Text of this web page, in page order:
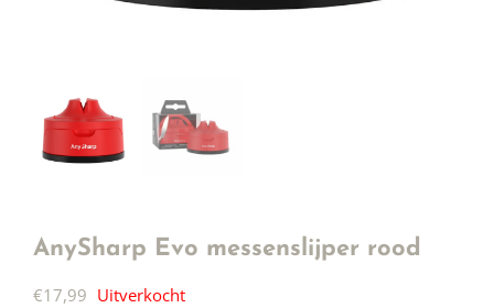
AnySharp Evo messenslijper rood
€17,99 Uitverkocht